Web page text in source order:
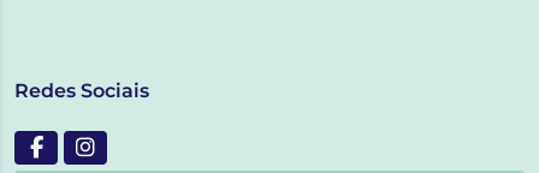
Redes Sociais